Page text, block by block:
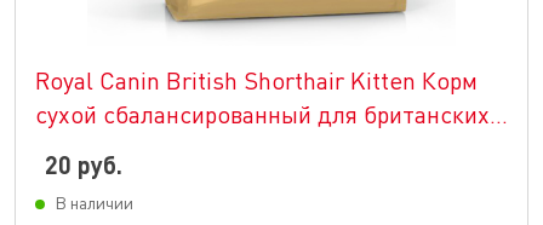
Royal Canin British Shorthair Kitten Корм
сухой сбалансированный для британских
короткошерстных котят
20 руб.
В наличии